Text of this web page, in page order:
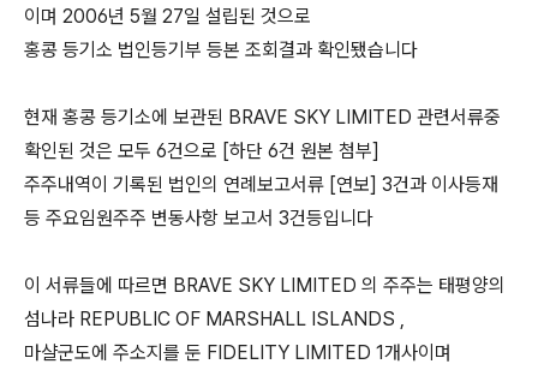
이며 2006년 5월 27일 설립된 것으로
홍콩 등기소 법인등기부 등본 조회결과 확인됐습니다
현재 홍콩 등기소에 보관된 BRAVE SKY LIMITED 관련서류중
확인된 것은 모두 6건으로 [하단 6건 원본 첨부]
주주내역이 기록된 법인의 연례보고서류 [연보] 3건과 이사등재
등 주요임원주주 변동사항 보고서 3건등입니다
이 서류들에 따르면 BRAVE SKY LIMITED 의 주주는 태평양의
섬나라 REPUBLIC OF MARSHALL ISLANDS ,
마샬군도에 주소지를 둔 FIDELITY LIMITED 1개사이며